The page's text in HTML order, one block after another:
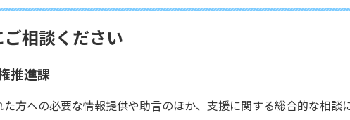
相談ください
推進課
方への必要な情報提供や助言のほか、支援に関する総合的な相談